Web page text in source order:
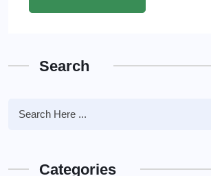
Search
Categories